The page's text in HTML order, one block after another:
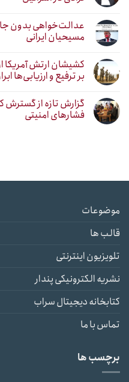
عدالت‌خواهی بدون
مسیحیان ایرانی
کشیشان ارتش آمریکا
بر ترفیع و ارزیابی‌ها
گزارش تازه از گسترش
فشارهای امنیتی
موضوعات
قالب ها
تلویزیون اینترنتی
نشریه الکترونیکی پندار
کتابخانه دیجیتال سراب
تماس با ما
برچسب ها